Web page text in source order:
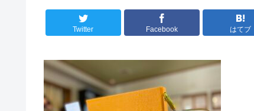
Twitter Facebook はてブ